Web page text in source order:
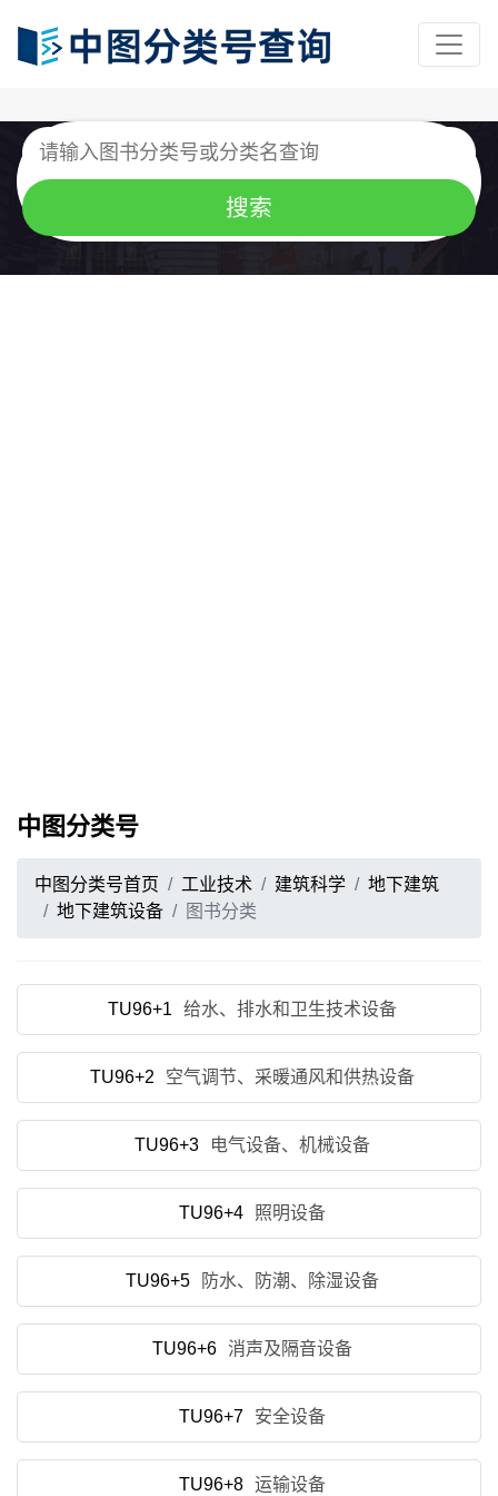
中图分类号
中图分类号首页 工业技术 建筑科学
地下建筑
地下建筑设备
图书分类
TU96+1 给水、排水和卫生技术设备
TU96+2 空气调节、采暖通风和供热设备
TU96+3 电气设备、机械设备
TU96+4 照明设备
TU96+5 防水、防潮、除湿设备
TU96+6 消声及隔音设备
TU96+7 安全设备
TU96+8 运输设备